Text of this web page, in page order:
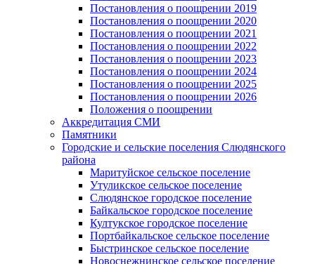
Постановления о поощрении 2019
Постановления о поощрении 2020
Постановления о поощрении 2021
Постановления о поощрении 2022
Постановления о поощрении 2023
Постановления о поощрении 2024
Постановления о поощрении 2025
Постановления о поощрении 2026
Положения о поощрении
Аккредитация СМИ
Памятники
Городские и сельские поселения Слюдянского
района
Маритуйское сельское поселение
Утуликское сельское поселение
Слюдянское городское поселение
Байкальское городское поселение
Култукское городское поселение
Портбайкальское сельское поселение
Быстринское сельское поселение
Новоснежнинское сельское поселение